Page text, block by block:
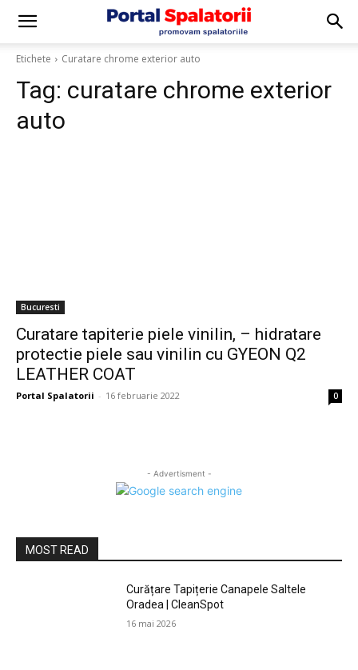
Etichete Curatare chrome exterior auto
Tag: curatare chrome exterior
auto
Bucuresti
Curatare tapiterie piele vinilin, – hidratare
protectie piele sau vinilin cu GYEON Q2
LEATHER COAT
Portal Spalatorii - 16 februarie 2022 0
- Advertisment -
MOST READ
Curățare Tapițerie Canapele Saltele
Oradea | CleanSpot
16 mai 2026